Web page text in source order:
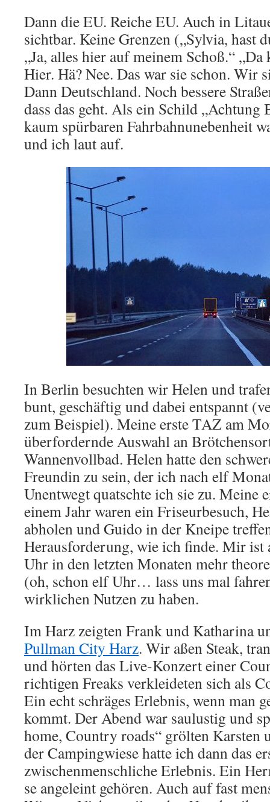
Dann die EU. Reiche EU. Auch in
sichtbar. Keine Grenzen („Sylvia, hast
„Ja, alles hier auf meinem Schoß.“
Hier. Hä? Nee. Das war sie schon. Wir
Dann Deutschland. Noch bessere
dass das geht. Als ein Schild „Achtung
kaum spürbaren Fahrbahnunebenheit
und ich laut auf.
In Berlin besuchten wir Helen und
bunt, geschäftig und dabei entspannt
zum Beispiel). Meine erste TAZ am
überfordernde Auswahl an
Wannenvollbad. Helen hatte den
Freundin zu sein, der ich nach elf
Unentwegt quatschte ich sie zu. Meine
einem Jahr waren ein Friseurbesuch,
abholen und Guido in der Kneipe
Herausforderung, wie ich finde. Mir ist
Uhr in den letzten Monaten mehr
(oh, schon elf Uhr… lass uns mal
wirklichen Nutzen zu haben.
Im Harz zeigten Frank und Katharina
Pullman City Harz. Wir aßen Steak,
und hörten das Live-Konzert einer
richtigen Freaks verkleideten sich als
Ein echt schräges Erlebnis, wenn man
kommt. Der Abend war saulustig und
home, Country roads“ grölten Karsten
der Campingwiese hatte ich dann das
zwischenmenschliche Erlebnis. Ein
se angeleint gehören. Auch auf fast